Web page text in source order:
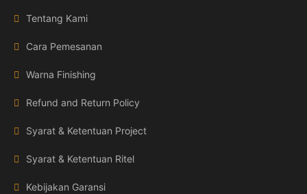
Tentang Kami
Cara Pemesanan
Warna Finishing
Refund and Return Policy
Syarat & Ketentuan Project
Syarat & Ketentuan Ritel
Kebijakan Garansi